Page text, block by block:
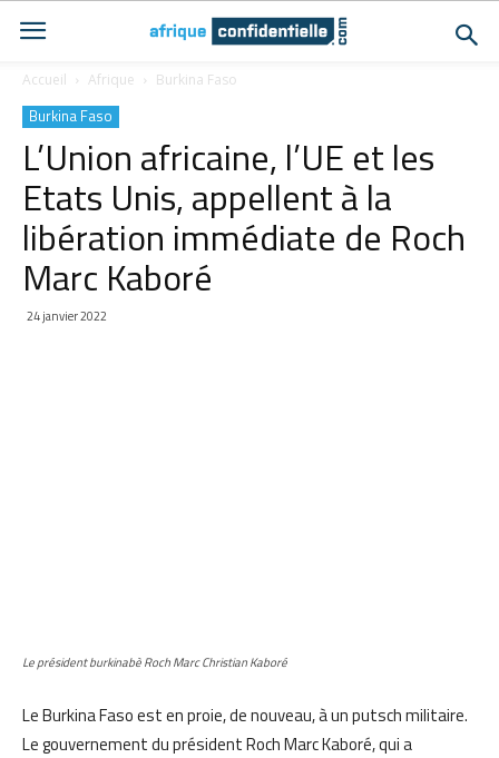
Accueil Afrique Burkina Faso
Burkina Faso
L’Union africaine, l’UE et les
Etats Unis, appellent à la
libération immédiate de Roch
Marc Kaboré
24 janvier 2022
Le président burkinabè Roch Marc Christian Kaboré
Le Burkina Faso est en proie, de nouveau, à un putsch militaire.
Le gouvernement du président Roch Marc Kaboré, qui a